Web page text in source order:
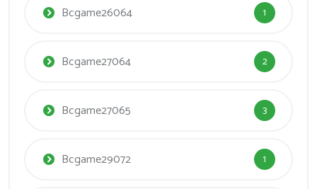
Bcgame26064 1
Bcgame27064 2
Bcgame27065 3
Bcgame29072 1